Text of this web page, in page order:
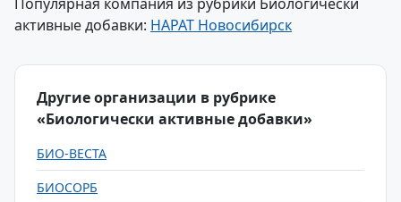
активные добавки: НАРАТ Новосибирск
Другие организации в рубрике
«Биологически активные добавки»
БИО-ВЕСТА
БИОСОРБ